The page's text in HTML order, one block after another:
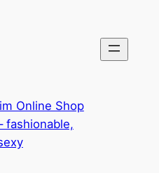
Online Shop
fashionable,